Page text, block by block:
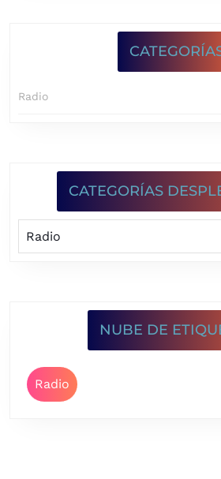
Radio
CATEGORÍAS
NUBE DE
Radio